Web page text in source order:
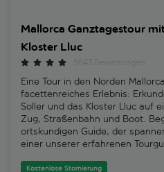
Mallorca Ganztagestour
Kloster Lluc
Eine Tour in den Norden
facettenreiches Erlebnis:
Soller und das Kloster Lluc auf
Zug, Straßenbahn und Boot.
ortskundigen Guide, der
einer unserer erfahrenen
Handel lief vor allem mit
Kostenlose Stornierung